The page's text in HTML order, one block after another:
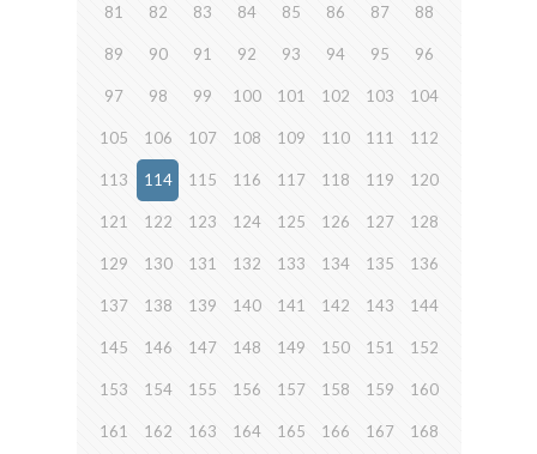
81 82 83 84 85 86 87 88
89 90 91 92 93 94 95 96
97 98 99 100 101 102 103 104
105 106 107 108 109 110 111 112
113 114 115 116 117 118 119 120
121 122 123 124 125 126 127 128
129 130 131 132 133 134 135 136
137 138 139 140 141 142 143 144
145 146 147 148 149 150 151 152
153 154 155 156 157 158 159 160
161 162 163 164 165 166 167 168